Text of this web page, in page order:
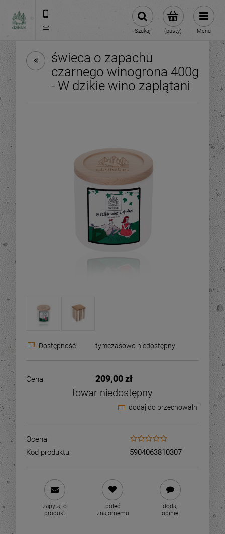
(pusty)
Szukaj Menu
świeca o zapachu
czarnego winogrona 400g
- W dzikie wino zaplątani
Dostępność: tymczasowo niedostępny
Cena: 209,00 zł
towar niedostępny
dodaj do przechowalni
Ocena:
Kod produktu:
5904063810307
zapytaj o
produkt
poleć
znajomemu
dodaj
opinię